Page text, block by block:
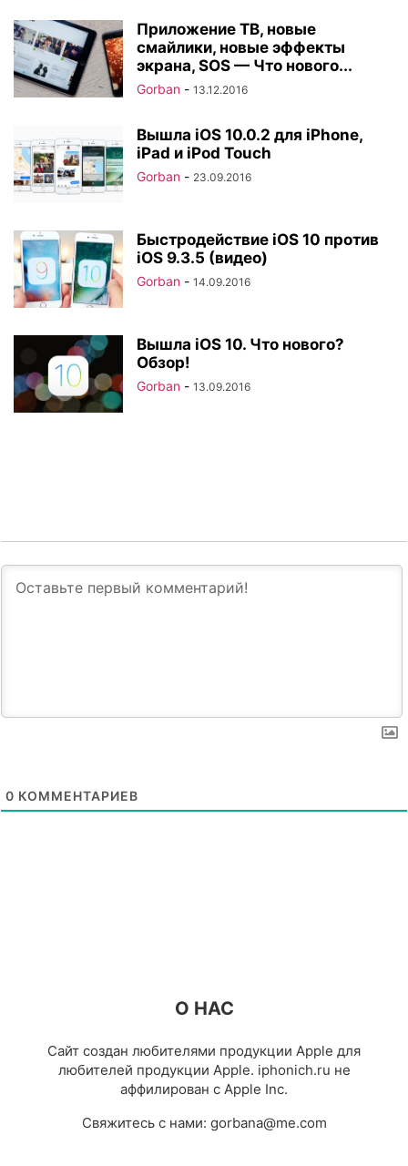
Приложение ТВ, новые
смайлики, новые эффекты
экрана, SOS — Что нового...
Gorban - 13.12.2016
Вышла iOS 10.0.2 для iPhone,
iPad и iPod Touch
Gorban - 23.09.2016
Быстродействие iOS 10 против
iOS 9.3.5 (видео)
Gorban - 14.09.2016
Вышла iOS 10. Что нового?
Обзор!
Gorban - 13.09.2016
0 КОММЕНТАРИЕВ
О НАС
Сайт создан любителями продукции Apple для
любителей продукции Apple. iphonich.ru не
аффилирован с Apple Inc.
Свяжитесь с нами: gorbana@me.com